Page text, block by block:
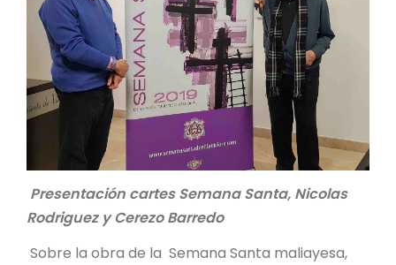
Presentación cartes Semana Santa, Nicolas
Rodriguez y Cerezo Barredo
Sobre la obra de la Semana Santa maliayesa,